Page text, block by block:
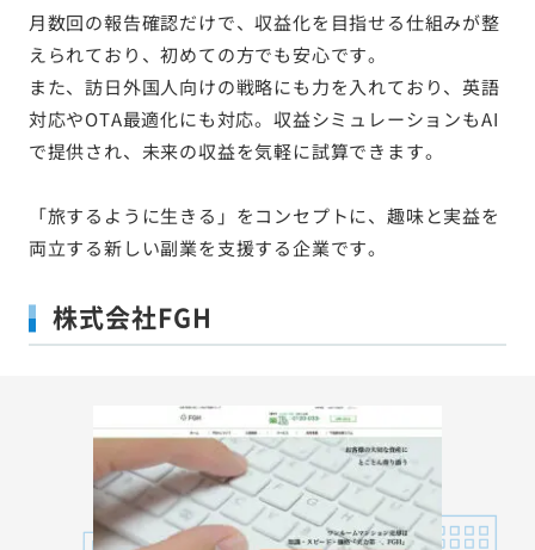
月数回の報告確認だけで、収益化を目指せる仕組みが整
えられており、初めての方でも安心です。
また、訪日外国人向けの戦略にも力を入れており、英語
対応やOTA最適化にも対応。収益シミュレーションもAI
で提供され、未来の収益を気軽に試算できます。
「旅するように生きる」をコンセプトに、趣味と実益を
両立する新しい副業を支援する企業です。
株式会社FGH